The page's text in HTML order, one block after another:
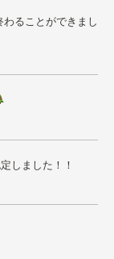
ることができまし
しました！！